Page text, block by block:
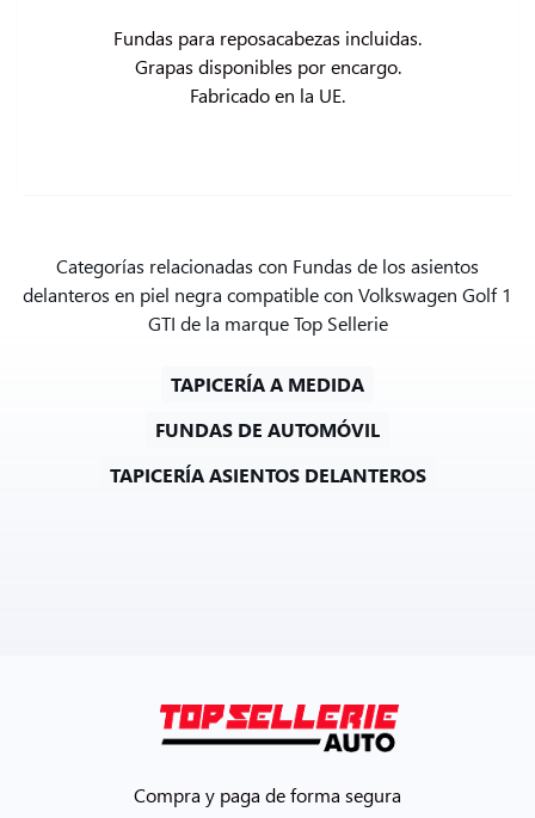
Fundas para reposacabezas incluidas.
Grapas disponibles por encargo.
Fabricado en la UE.
Categorías relacionadas con Fundas de los asientos
delanteros en piel negra compatible con Volkswagen Golf 1
GTI de la marque Top Sellerie
TAPICERÍA A MEDIDA
FUNDAS DE AUTOMÓVIL
TAPICERÍA ASIENTOS DELANTEROS
Compra y paga de forma segura